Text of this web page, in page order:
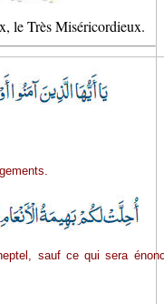
le Très Miséricordieux.
sauf ce qui sera